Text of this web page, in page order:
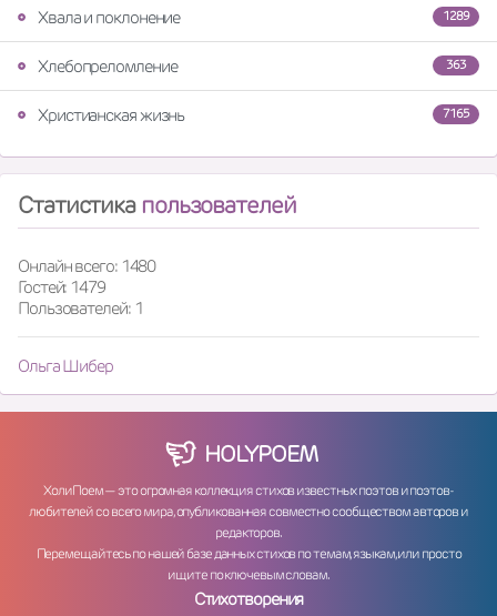
1289
Хвала и поклонение
363
Хлебопреломление
7165
Христианская жизнь
Статистика пользователей
Онлайн всего: 1480
Гостей: 1479
Пользователей: 1
Ольга Шибер
HOLYPOEM
ХолиПоем — это огромная коллекция стихов известных поэтов и поэтов-
любителей со всего мира, опубликованная совместно сообществом авторов и
редакторов.
Перемещайтесь по нашей базе данных стихов по темам, языкам, или просто
ищите по ключевым словам.
Стихотворения